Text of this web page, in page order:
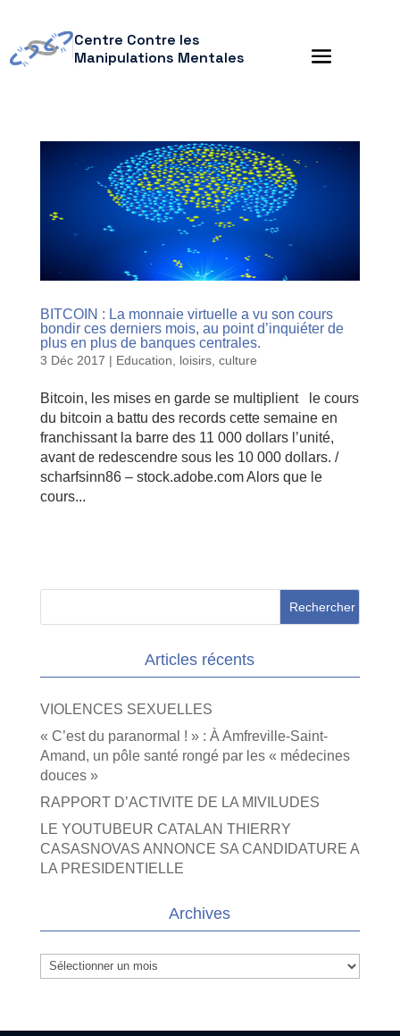
Centre Contre les
Manipulations Mentales
BITCOIN : La monnaie virtuelle a vu son cours
bondir ces derniers mois, au point d’inquiéter de
plus en plus de banques centrales.
3 Déc 2017 | Education, loisirs, culture
Bitcoin, les mises en garde se multiplient le cours
du bitcoin a battu des records cette semaine en
franchissant la barre des 11 000 dollars l’unité,
avant de redescendre sous les 10 000 dollars. /
scharfsinn86 – stock.adobe.com Alors que le
cours...
Articles récents
VIOLENCES SEXUELLES
« C’est du paranormal ! » : À Amfreville-Saint-
Amand, un pôle santé rongé par les « médecines
douces »
RAPPORT D’ACTIVITE DE LA MIVILUDES
LE YOUTUBEUR CATALAN THIERRY
CASASNOVAS ANNONCE SA CANDIDATURE A
LA PRESIDENTIELLE
Archives
Archives